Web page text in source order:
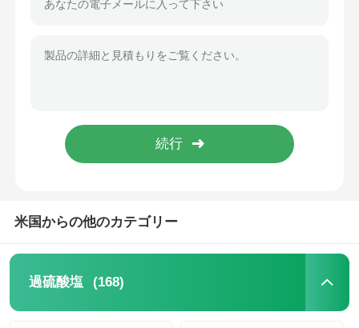
米国からの他のカテゴリー
過硫酸塩 (168)